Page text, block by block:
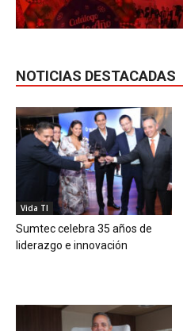
NOTICIAS DESTACADAS
Vida TI
Sumtec celebra 35 años de
liderazgo e innovación